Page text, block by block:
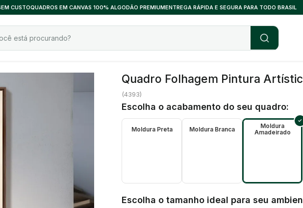
CUSTOQUADROS EM CANVAS 100% ALGODÃO PREMIUMENTREGA RÁPIDA E SEGURA PARA TODO BRASIL
Quadro Folhagem Pintura
(4393)
Escolha o acabamento do seu quadro:
Moldura Preta Moldura Branca
Moldura
Amadeirado
Escolha o tamanho ideal para seu